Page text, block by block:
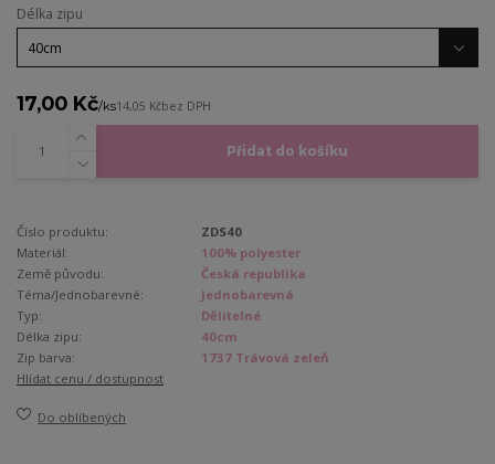
Délka zipu
17,00 Kč/ks14,05 Kčbez DPH
Přidat do košíku
Číslo produktu:
ZDS40
Materiál:
100% polyester
Země původu:
Česká republika
Téma/Jednobarevné:
Jednobarevná
Typ:
Dělitelné
Délka zipu:
40cm
Zip barva:
1737 Trávová zeleň
Hlídat cenu / dostupnost
Do oblíbených